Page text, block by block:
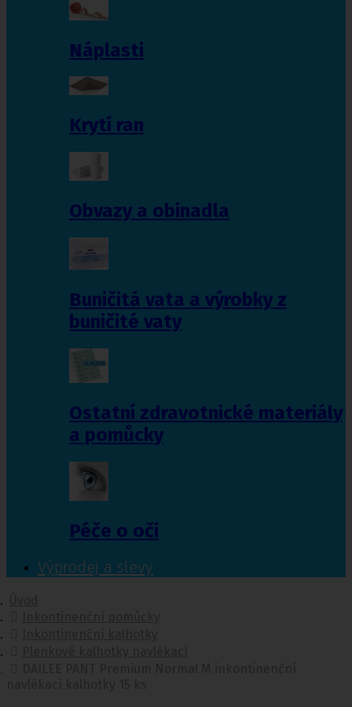
Náplasti
Krytí ran
Obvazy a obinadla
Buničitá vata a výrobky z
buničité vaty
Ostatní zdravotnické materiály
a pomůcky
Péče o oči
Výprodej a slevy